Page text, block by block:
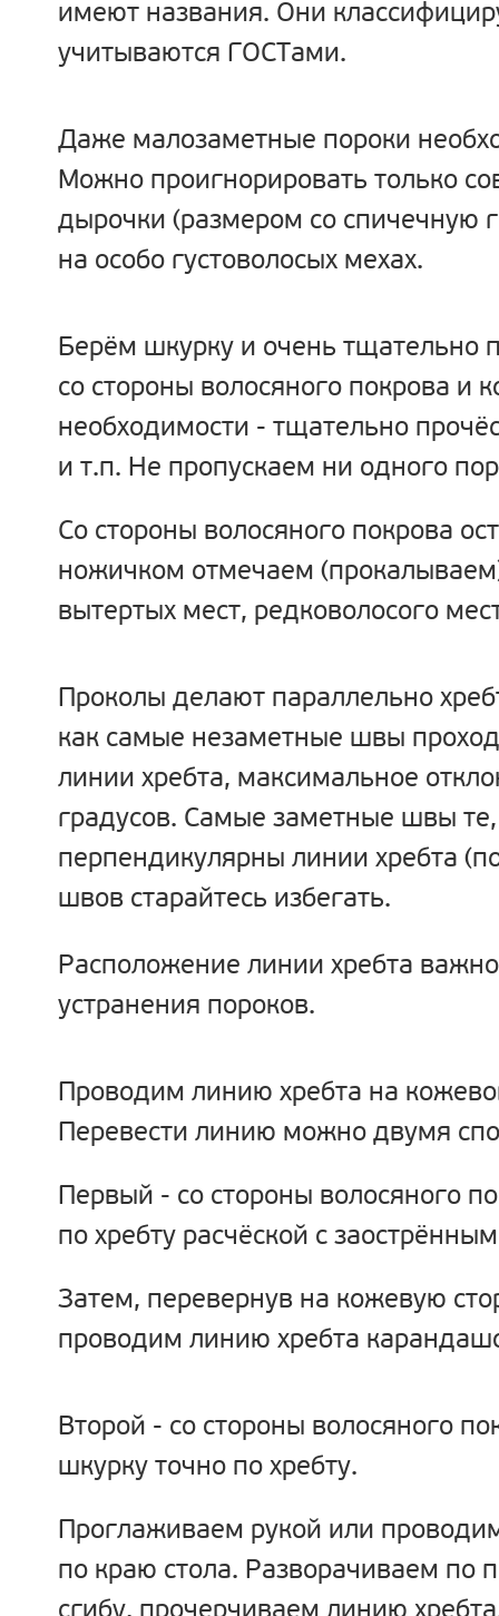
имеют названия. Они
учитываются ГОСТами.
Даже малозаметные пороки
Можно проигнорировать только
дырочки (размером со спичечную
на особо густоволосых мехах.
Берём шкурку и очень тщательно
со стороны волосяного покрова и
необходимости - тщательно
и т.п. Не пропускаем ни одного
Со стороны волосяного покрова
ножичком отмечаем
вытертых мест, редковолосого
Проколы делают параллельно
как самые незаметные швы
линии хребта, максимальное
градусов. Самые заметные швы те,
перпендикулярны линии хребта
швов старайтесь избегать.
Расположение линии хребта
устранения пороков.
Проводим линию хребта на
Перевести линию можно двумя
Первый - со стороны волосяного
по хребту расчёской с
Затем, перевернув на кожевую
проводим линию хребта
Второй - со стороны волосяного
шкурку точно по хребту.
Проглаживаем рукой или
по краю стола. Разворачиваем по